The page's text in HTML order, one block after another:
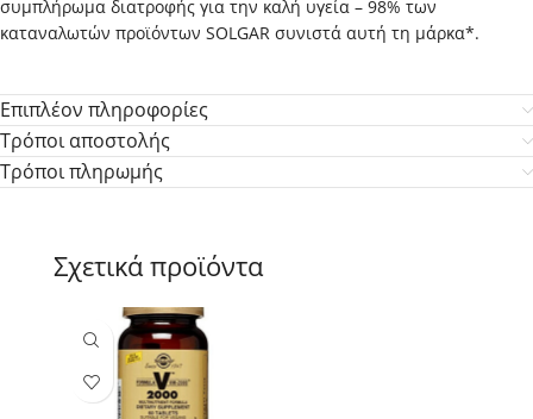
συμπλήρωμα διατροφής για την καλή υγεία – 98% των
καταναλωτών προϊόντων SOLGAR συνιστά αυτή τη μάρκα*.
Επιπλέον πληροφορίες
Τρόποι αποστολής
Τρόποι πληρωμής
Σχετικά προϊόντα